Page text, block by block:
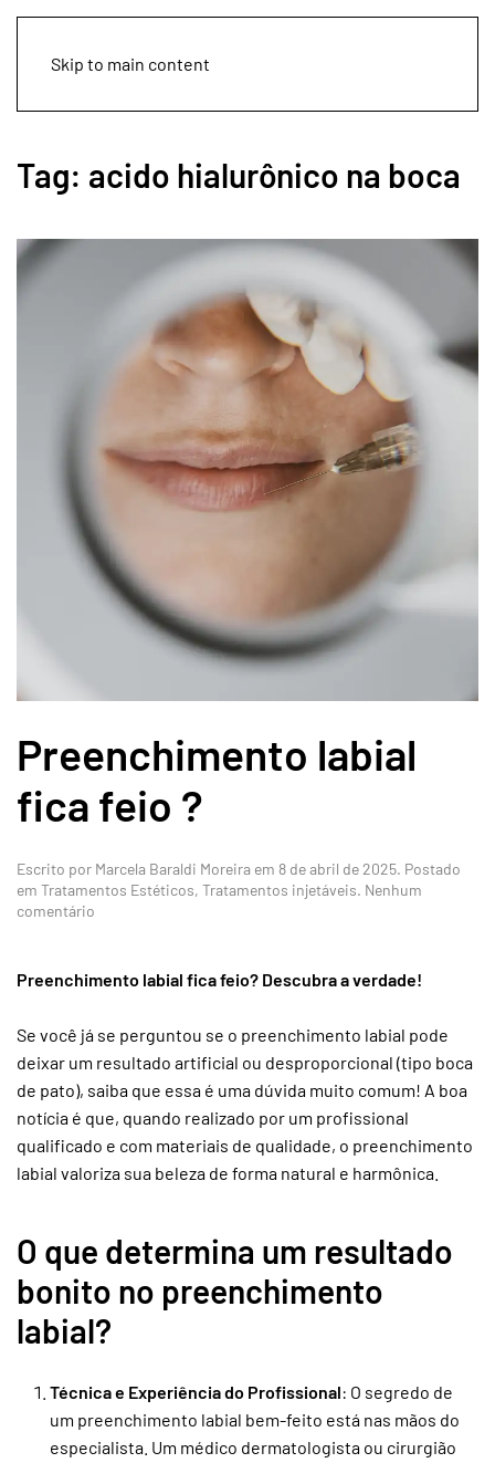
Skip to main content
Tag: acido hialurônico na boca
Preenchimento labial
fica feio ?
Escrito por Marcela Baraldi Moreira em 8 de abril de 2025. Postado
em Tratamentos Estéticos, Tratamentos injetáveis. Nenhum
comentário
Preenchimento labial fica feio? Descubra a verdade!
Se você já se perguntou se o preenchimento labial pode
deixar um resultado artificial ou desproporcional (tipo boca
de pato), saiba que essa é uma dúvida muito comum! A boa
notícia é que, quando realizado por um profissional
qualificado e com materiais de qualidade, o preenchimento
labial valoriza sua beleza de forma natural e harmônica.
O que determina um resultado
bonito no preenchimento
labial?
Técnica e Experiência do Profissional: O segredo de
um preenchimento labial bem-feito está nas mãos do
especialista. Um médico dermatologista ou cirurgião